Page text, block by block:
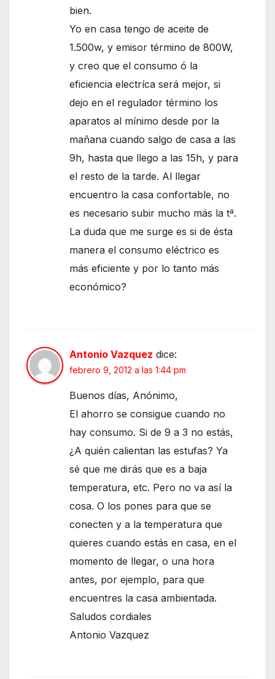
bien.
Yo en casa tengo de aceite de
1.500w, y emisor término de 800W,
y creo que el consumo ó la
eficiencia electríca será mejor, si
dejo en el regulador término los
aparatos al mínimo desde por la
mañana cuando salgo de casa a las
9h, hasta que llego a las 15h, y para
el resto de la tarde. Al llegar
encuentro la casa confortable, no
es necesario subir mucho más la tª.
La duda que me surge es si de ésta
manera el consumo eléctrico es
más eficiente y por lo tanto más
económico?
Antonio Vazquez dice:
febrero 9, 2012 a las 1:44 pm
Buenos días, Anónimo,
El ahorro se consigue cuando no
hay consumo. Si de 9 a 3 no estás,
¿A quién calientan las estufas? Ya
sé que me dirás que es a baja
temperatura, etc. Pero no va así la
cosa. O los pones para que se
conecten y a la temperatura que
quieres cuando estás en casa, en el
momento de llegar, o una hora
antes, por ejemplo, para que
encuentres la casa ambientada.
Saludos cordiales
Antonio Vazquez